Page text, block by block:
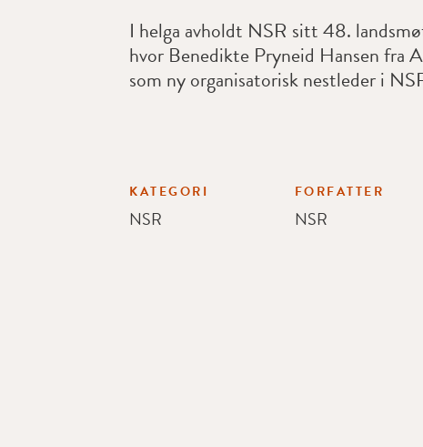
I helga avholdt NSR sitt 48.
hvor Benedikte Pryneid Hansen fra
som ny organisatorisk nestleder i
KATEGORI
NSR
FORFATTER
NSR